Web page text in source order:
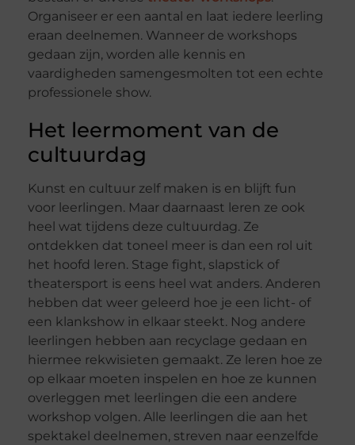
Organiseer er een aantal en laat iedere leerling
eraan deelnemen. Wanneer de workshops
gedaan zijn, worden alle kennis en
vaardigheden samengesmolten tot een echte
professionele show.
Het leermoment van de
cultuurdag
Kunst en cultuur zelf maken is en blijft fun
voor leerlingen. Maar daarnaast leren ze ook
heel wat tijdens deze cultuurdag. Ze
ontdekken dat toneel meer is dan een rol uit
het hoofd leren. Stage fight, slapstick of
theatersport is eens heel wat anders. Anderen
hebben dat weer geleerd hoe je een licht- of
een klankshow in elkaar steekt. Nog andere
leerlingen hebben aan recyclage gedaan en
hiermee rekwisieten gemaakt. Ze leren hoe ze
op elkaar moeten inspelen en hoe ze kunnen
overleggen met leerlingen die een andere
workshop volgen. Alle leerlingen die aan het
spektakel deelnemen, streven naar eenzelfde